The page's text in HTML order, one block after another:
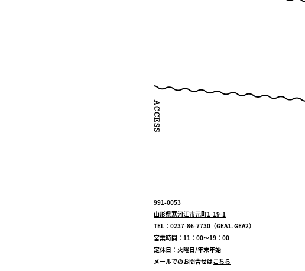
991-0053
山形県寒河江市元町1-19-1
TEL：0237-86-7730（GEA1. GEA2）
営業時間：11：00～19：00
定休日：火曜日/年末年始
メールでのお問合せはこちら